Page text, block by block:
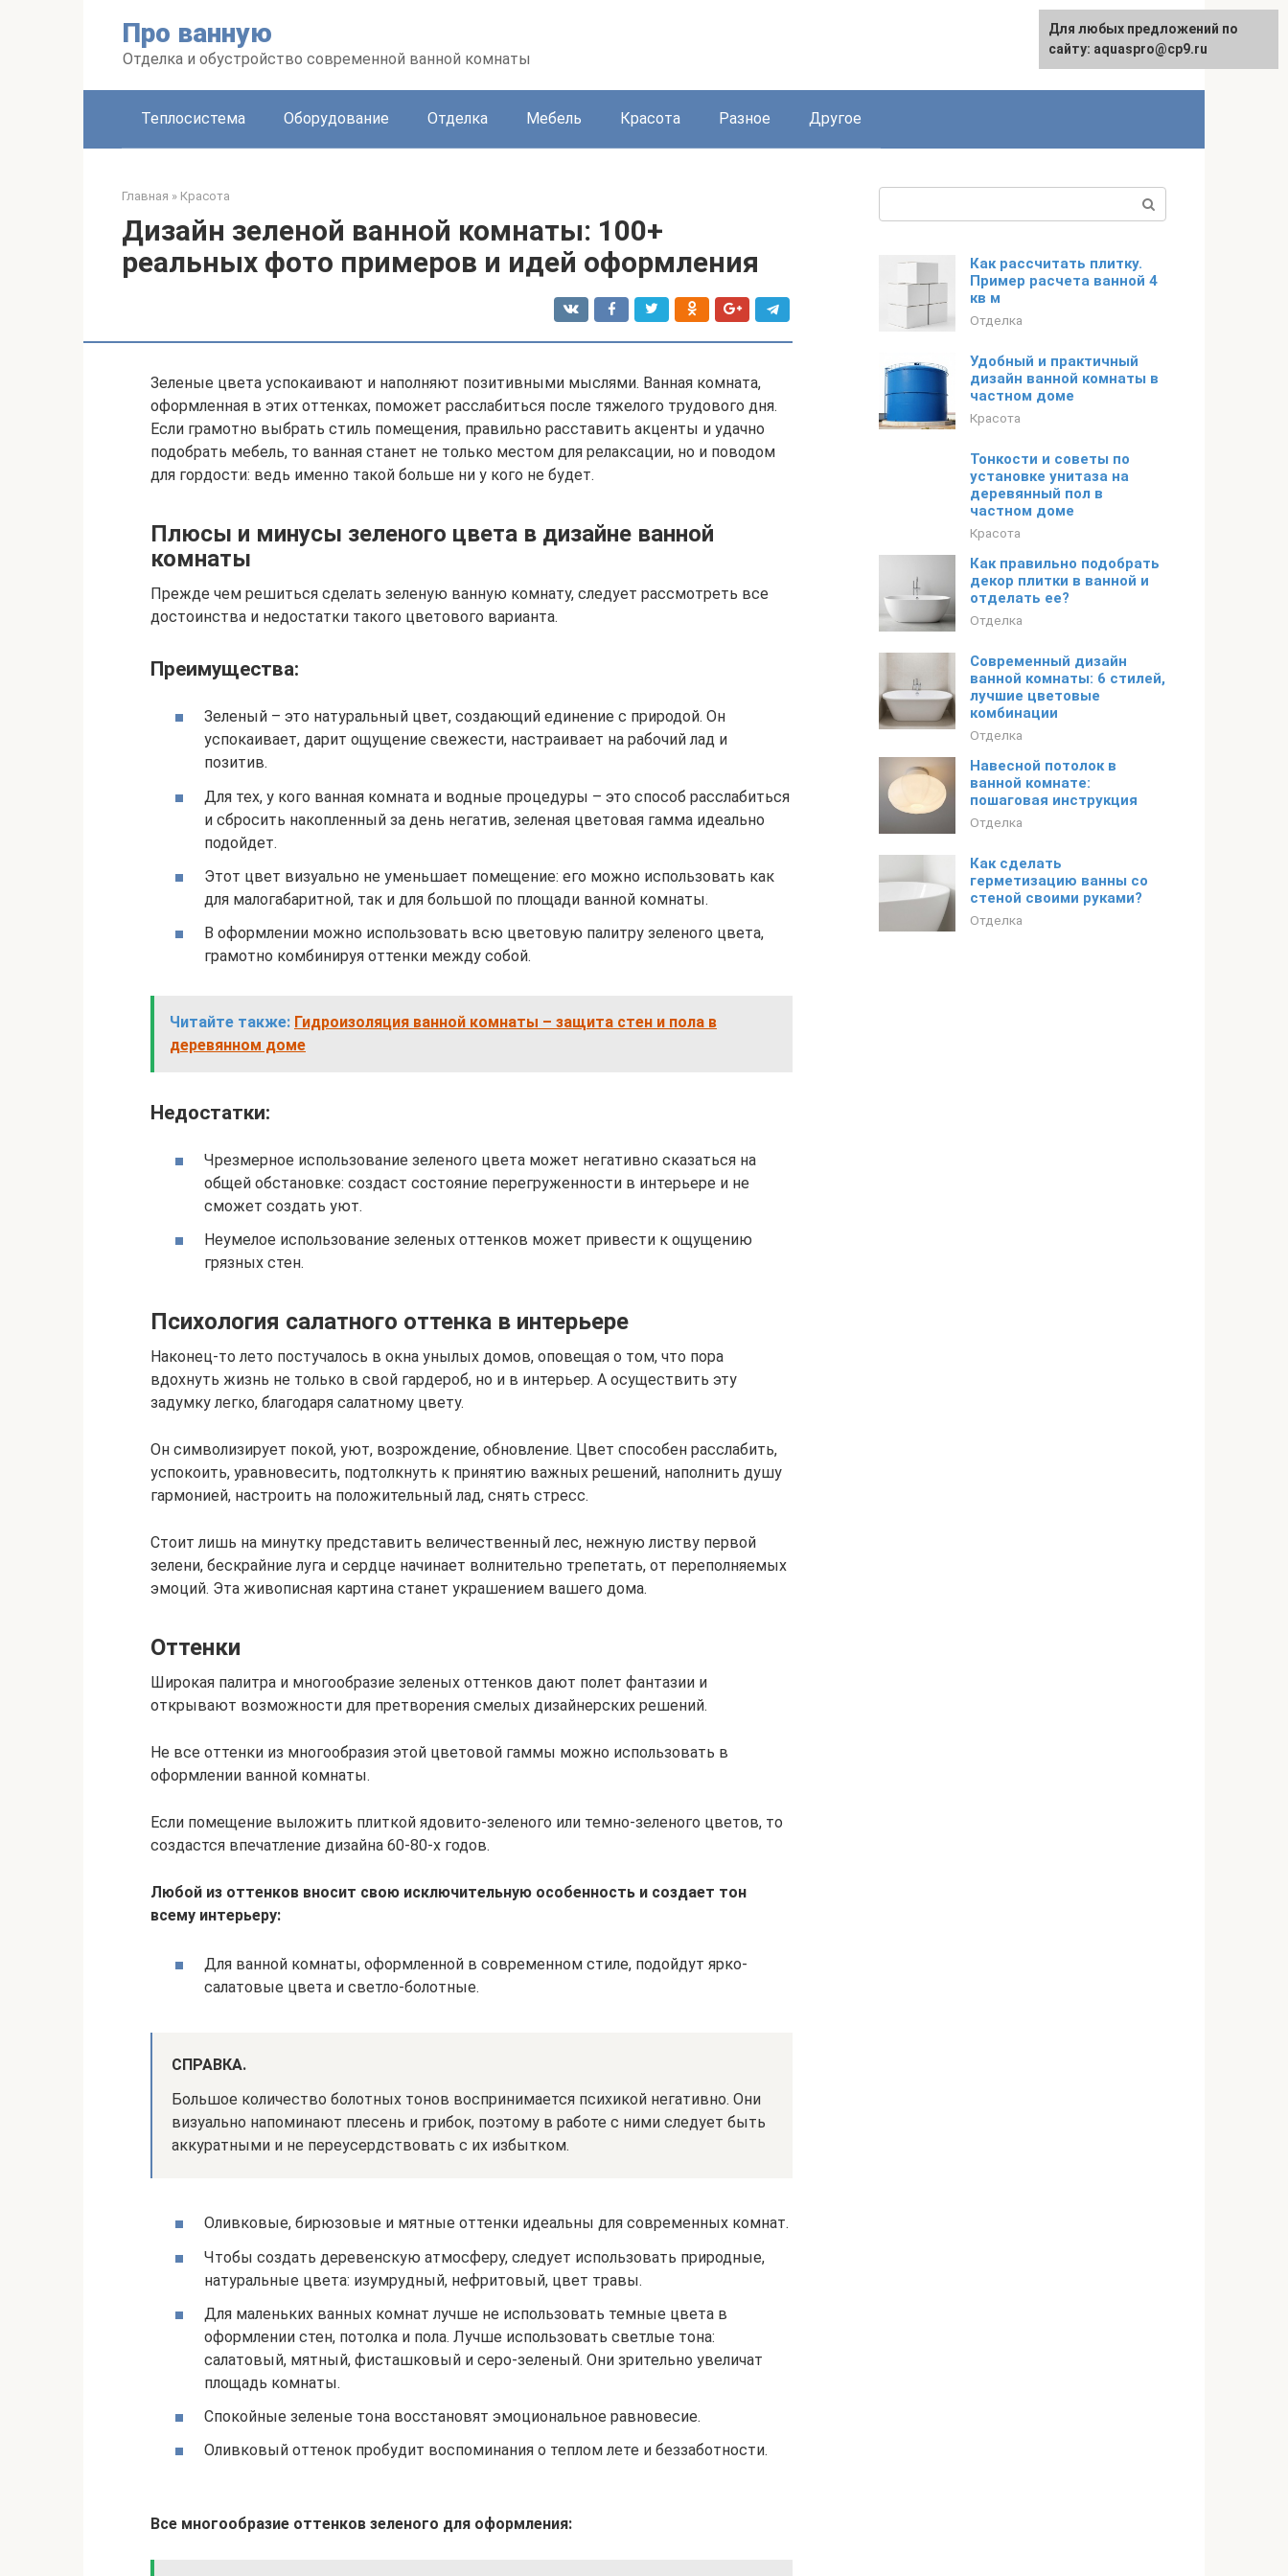
Про ванную
Отделка и обустройство современной ванной комнаты
Теплосистема Оборудование Отделка Мебель Красота Разное Другое
Главная » Красота
Дизайн зеленой ванной комнаты: 100+
реальных фото примеров и идей оформления
Зеленые цвета успокаивают и наполняют позитивными мыслями. Ванная комната,
оформленная в этих оттенках, поможет расслабиться после тяжелого трудового дня.
Если грамотно выбрать стиль помещения, правильно расставить акценты и удачно
подобрать мебель, то ванная станет не только местом для релаксации, но и поводом
для гордости: ведь именно такой больше ни у кого не будет.
Плюсы и минусы зеленого цвета в дизайне ванной
комнаты
Прежде чем решиться сделать зеленую ванную комнату, следует рассмотреть все
достоинства и недостатки такого цветового варианта.
Преимущества:
Зеленый – это натуральный цвет, создающий единение с природой. Он
успокаивает, дарит ощущение свежести, настраивает на рабочий лад и
позитив.
Для тех, у кого ванная комната и водные процедуры – это способ расслабиться
и сбросить накопленный за день негатив, зеленая цветовая гамма идеально
подойдет.
Этот цвет визуально не уменьшает помещение: его можно использовать как
для малогабаритной, так и для большой по площади ванной комнаты.
В оформлении можно использовать всю цветовую палитру зеленого цвета,
грамотно комбинируя оттенки между собой.
Читайте также: Гидроизоляция ванной комнаты – защита стен и пола в
деревянном доме
Недостатки:
Чрезмерное использование зеленого цвета может негативно сказаться на
общей обстановке: создаст состояние перегруженности в интерьере и не
сможет создать уют.
Неумелое использование зеленых оттенков может привести к ощущению
грязных стен.
Психология салатного оттенка в интерьере
Наконец-то лето постучалось в окна унылых домов, оповещая о том, что пора
вдохнуть жизнь не только в свой гардероб, но и в интерьер. А осуществить эту
задумку легко, благодаря салатному цвету.
Он символизирует покой, уют, возрождение, обновление. Цвет способен расслабить,
успокоить, уравновесить, подтолкнуть к принятию важных решений, наполнить душу
гармонией, настроить на положительный лад, снять стресс.
Стоит лишь на минутку представить величественный лес, нежную листву первой
зелени, бескрайние луга и сердце начинает волнительно трепетать, от переполняемых
эмоций. Эта живописная картина станет украшением вашего дома.
Оттенки
Широкая палитра и многообразие зеленых оттенков дают полет фантазии и
открывают возможности для претворения смелых дизайнерских решений.
Не все оттенки из многообразия этой цветовой гаммы можно использовать в
оформлении ванной комнаты.
Если помещение выложить плиткой ядовито-зеленого или темно-зеленого цветов, то
создастся впечатление дизайна 60-80-х годов.
Любой из оттенков вносит свою исключительную особенность и создает тон
всему интерьеру:
Для ванной комнаты, оформленной в современном стиле, подойдут ярко-
салатовые цвета и светло-болотные.
СПРАВКА.
Большое количество болотных тонов воспринимается психикой негативно. Они
визуально напоминают плесень и грибок, поэтому в работе с ними следует быть
аккуратными и не переусердствовать с их избытком.
Оливковые, бирюзовые и мятные оттенки идеальны для современных комнат.
Чтобы создать деревенскую атмосферу, следует использовать природные,
натуральные цвета: изумрудный, нефритовый, цвет травы.
Для маленьких ванных комнат лучше не использовать темные цвета в
оформлении стен, потолка и пола. Лучше использовать светлые тона:
салатовый, мятный, фисташковый и серо-зеленый. Они зрительно увеличат
площадь комнаты.
Спокойные зеленые тона восстановят эмоциональное равновесие.
Оливковый оттенок пробудит воспоминания о теплом лете и беззаботности.
Все многообразие оттенков зеленого для оформления:
Как рассчитать плитку.
Пример расчета ванной 4
кв м
Отделка
Удобный и практичный
дизайн ванной комнаты в
частном доме
Красота
Тонкости и советы по
установке унитаза на
деревянный пол в
частном доме
Красота
Как правильно подобрать
декор плитки в ванной и
отделать ее?
Отделка
Современный дизайн
ванной комнаты: 6 стилей,
лучшие цветовые
комбинации
Отделка
Навесной потолок в
ванной комнате:
пошаговая инструкция
Отделка
Как сделать
герметизацию ванны со
стеной своими руками?
Отделка
Для любых предложений по
сайту: aquaspro@cp9.ru